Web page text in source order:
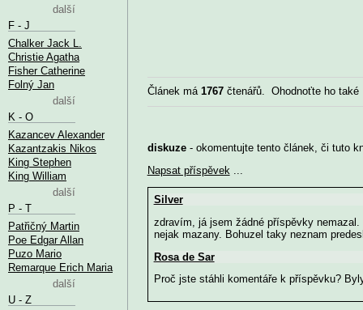
Článek má 1767čtenářů. Ohodnoťte ho
diskuze- okomentujte tento článek, či tuto
Napsat příspěvek...
Silver
zdravím, já jsem žádné příspěvky
nejak mazany. Bohuzel taky neznam
Rosa de Sar
Proč jste stáhli komentáře k příspěvku?
další
F - J
Chalker Jack L.
Christie Agatha
Fisher Catherine
Folný Jan
další
K - O
Kazancev Alexander
Kazantzakis Nikos
King Stephen
King William
další
P - T
Patřičný Martin
Poe Edgar Allan
Puzo Mario
Remarque Erich Maria
další
U - Z